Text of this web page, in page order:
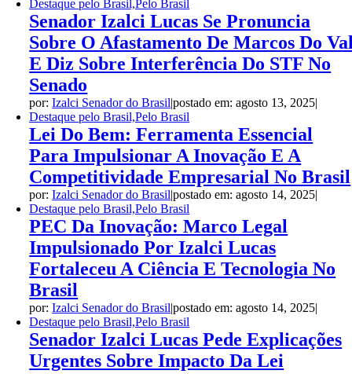
Destaque pelo Brasil,Pelo Brasil
Senador Izalci Lucas Se Pronuncia
Sobre O Afastamento De Marcos Do
E Diz Sobre Interferência Do STF No
Senado
por:Izalci Senador do Brasil|postado em: agosto 13, 2025|
Destaque pelo Brasil,Pelo Brasil
Lei Do Bem: Ferramenta Essencial
Para Impulsionar A Inovação E A
Competitividade Empresarial No Brasil
por:Izalci Senador do Brasil|postado em: agosto 14, 2025|
Destaque pelo Brasil,Pelo Brasil
PEC Da Inovação: Marco Legal
Impulsionado Por Izalci Lucas
Fortaleceu A Ciência E Tecnologia No
Brasil
por:Izalci Senador do Brasil|postado em: agosto 14, 2025|
Destaque pelo Brasil,Pelo Brasil
Senador Izalci Lucas Pede Explicações
Urgentes Sobre Impacto Da Lei